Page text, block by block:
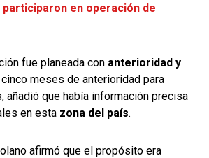
en operación de
fue planeada con anterioridad y
meses de anterioridad para
añadió que había información precisa
en esta zona del país.
afirmó que el propósito era